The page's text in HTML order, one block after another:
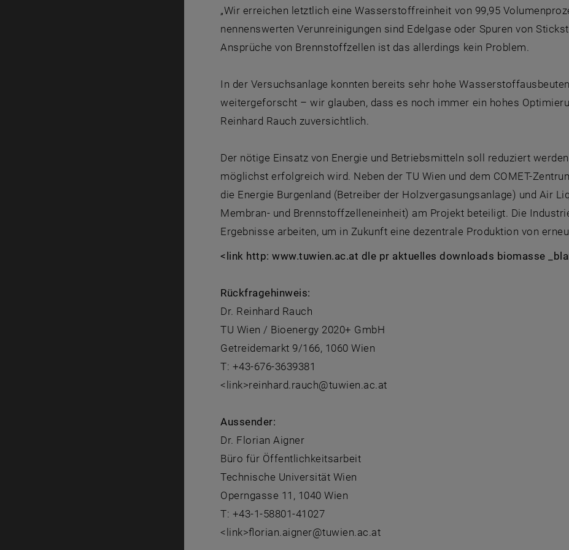
„Wir erreichen letztlich eine Wasserstoffreinheit von 99,95
nennenswerten Verunreinigungen sind Edelgase oder Spuren von
Ansprüche von Brennstoffzellen ist das allerdings kein Problem.
In der Versuchsanlage konnten bereits sehr hohe
weitergeforscht – wir glauben, dass es noch immer ein hohes
Reinhard Rauch zuversichtlich.
Der nötige Einsatz von Energie und Betriebsmitteln soll reduziert
möglichst erfolgreich wird. Neben der TU Wien und dem COMET-
die Energie Burgenland (Betreiber der Holzvergasungsanlage) und Air
Membran- und Brennstoffzelleneinheit) am Projekt beteiligt. Die
Ergebnisse arbeiten, um in Zukunft eine dezentrale Produktion von
<link http: www.tuwien.ac.at dle pr aktuelles downloads biomasse
Rückfragehinweis:
Dr. Reinhard Rauch
TU Wien / Bioenergy 2020+ GmbH
Getreidemarkt 9/166, 1060 Wien
T: +43-676-3639381
<link>reinhard.rauch@tuwien.ac.at
Aussender:
Dr. Florian Aigner
Büro für Öffentlichkeitsarbeit
Technische Universität Wien
Operngasse 11, 1040 Wien
T: +43-1-58801-41027
<link>florian.aigner@tuwien.ac.at